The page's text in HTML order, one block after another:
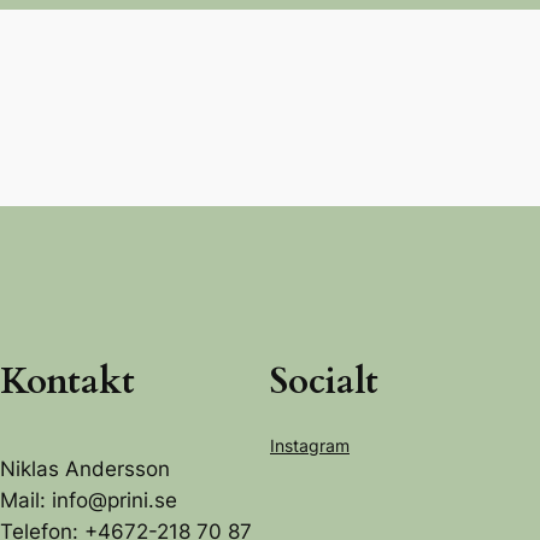
Kontakt
Niklas Andersson
Mail: info@prini.se
Telefon: +4672-218 70 87
Socialt
Instagram